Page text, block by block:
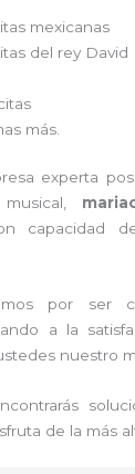
mexicanas
del rey David
más.
experta
capacidad
por ser
a la
nuestro
de la más